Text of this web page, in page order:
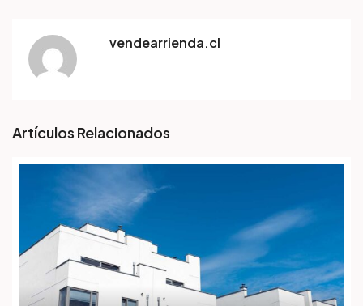
vendearrienda.cl
Artículos Relacionados